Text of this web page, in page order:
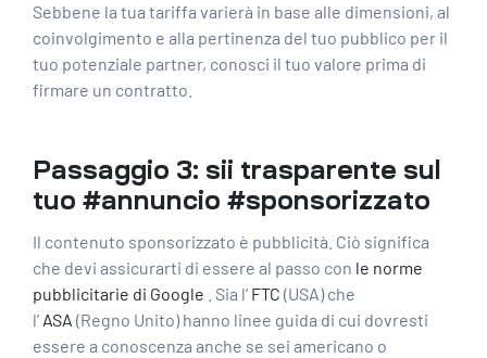
Sebbene la tua tariffa varierà in base alle dimensioni, al
coinvolgimento e alla pertinenza del tuo pubblico per il
tuo potenziale partner, conosci il tuo valore prima di
firmare un contratto.
Passaggio 3: sii trasparente sul
tuo #annuncio #sponsorizzato
Il contenuto sponsorizzato è pubblicità. Ciò significa
che devi assicurarti di essere al passo con le norme
pubblicitarie di Google . Sia l’ FTC (USA) che
l’ ASA (Regno Unito) hanno linee guida di cui dovresti
essere a conoscenza anche se sei americano o